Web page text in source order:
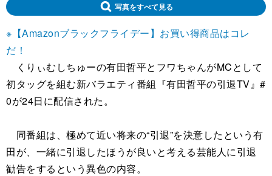
写真をすべて見る
※【Amazonブラックフライデー】お買い得商品はコレ
だ！
くりぃむしちゅーの有田哲平とフワちゃんがMCとして
初タッグを組む新バラエティ番組『有田哲平の引退TV』#
0が24日に配信された。
同番組は、極めて近い将来の“引退”を決意したという有
田が、一緒に引退したほうが良いと考える芸能人に引退
勧告をするという異色の内容。